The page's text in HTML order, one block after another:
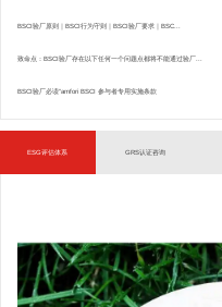
BSCI验厂原则｜BSCI行为守则｜BSCI验厂要求｜BSC...
致命点：BSCI验厂存在以下任何一个问题点都将不能通过验厂...
BSCI验厂必读”amfori BSCI 参与者专用实施条款
ESG评估体系 GRS认证咨询